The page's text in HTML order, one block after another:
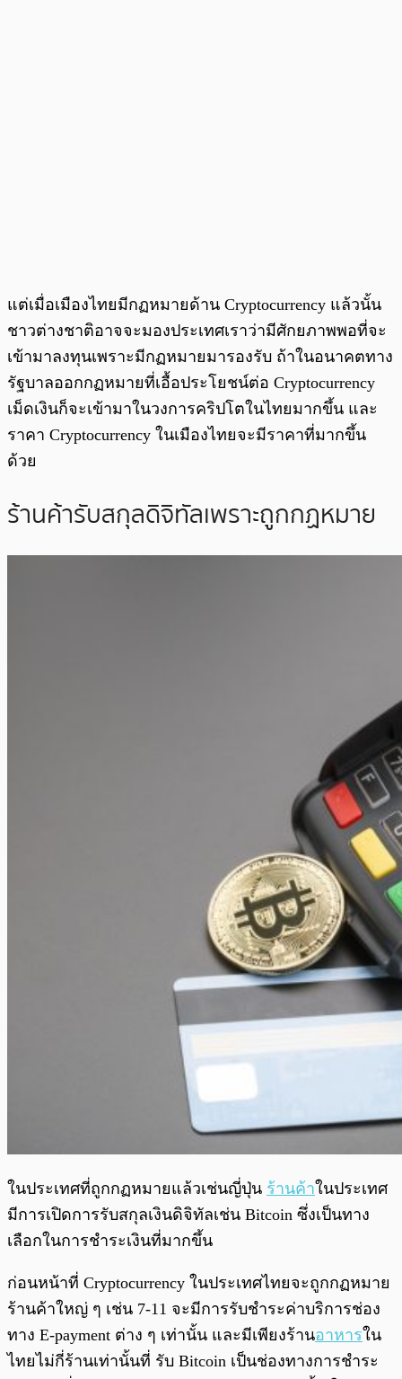
แต่เมื่อเมืองไทยมีกฏหมายด้าน Cryptocurrency แล้วนั้น
ชาวต่างชาติอาจจะมองประเทศเราว่ามีศักยภาพพอที่จะ
เข้ามาลงทุนเพราะมีกฏหมายมารองรับ ถ้าในอนาคตทาง
รัฐบาลออกกฏหมายที่เอื้อประโยชน์ต่อ Cryptocurrency
เม็ดเงินก็จะเข้ามาในวงการคริปโตในไทยมากขึ้น และ
ราคา Cryptocurrency ในเมืองไทยจะมีราคาที่มากขึ้น
ด้วย
ร้านค้ารับสกุลดิจิทัลเพราะถูกกฏหมาย
ในประเทศที่ถูกกฏหมายแล้วเช่นญี่ปุ่น ร้านค้าในประเทศ
มีการเปิดการรับสกุลเงินดิจิทัลเช่น Bitcoin ซึ่งเป็นทาง
เลือกในการชำระเงินที่มากขึ้น
ก่อนหน้าที่ Cryptocurrency ในประเทศไทยจะถูกกฏหมาย
ร้านค้าใหญ่ ๆ เช่น 7-11 จะมีการรับชำระค่าบริการช่อง
ทาง E-payment ต่าง ๆ เท่านั้น และมีเพียงร้านอาหารใน
ไทยไม่กี่ร้านเท่านั้นที่ รับ Bitcoin เป็นช่องทางการชำระ